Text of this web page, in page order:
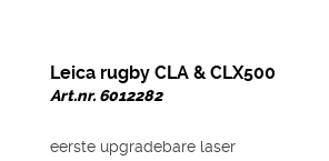
Leica rugby CLA & CLX500
Art.nr. 6012282
eerste upgradebare laser